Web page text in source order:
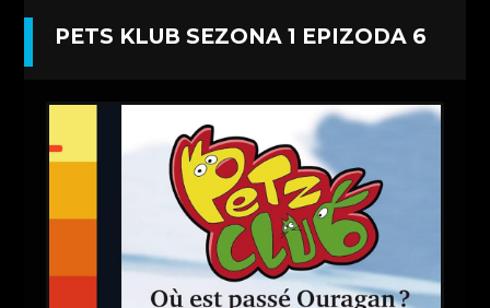
Epizoda 6
PETS KLUB SEZONA 1 EPIZODA 6